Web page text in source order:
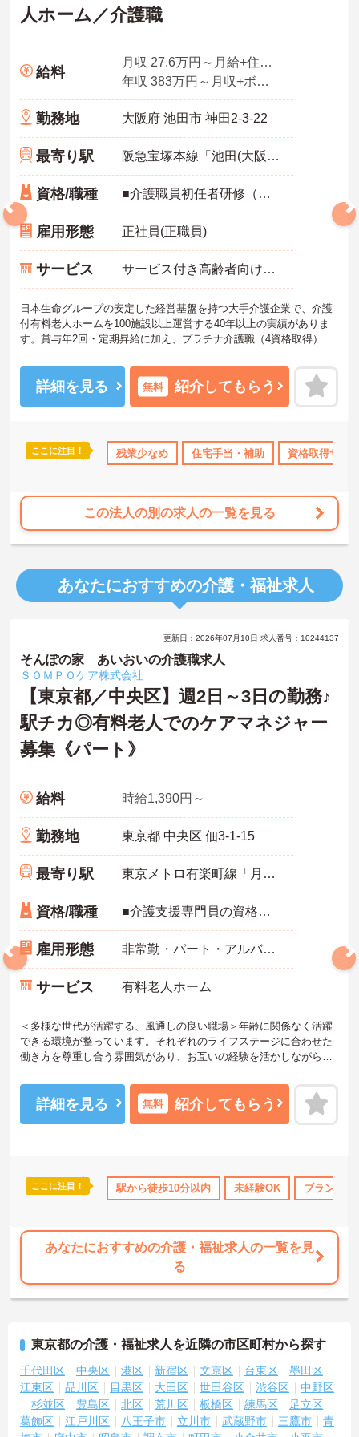
住宅手当・補助 資格取得サポート 産休･育休･介護休暇取得
人ホーム／介護職
給料
月収 27.6万円～月給+住宅手当＋家族手当+残業手当4.0時間想定分を含む
年収 383万円～月収+ボーナス2回
勤務地 大阪府 池田市 神田2-3-22
最寄り駅 阪急宝塚本線「池田(大阪)駅」徒歩15分
資格/職種 ■介護職員初任者研修（ヘルパー2級）以上、介護福祉士 いずれか
雇用形態 正社員(正職員)
サービス サービス付き高齢者向け住宅（サ高住）
日本生命グループの安定した経営基盤を持つ大手介護企業で、介護
付有料老人ホームを100施設以上運営する40年以上の実績がありま
す。賞与年2回・定期昇給に加え、プラチナ介護職（4資格取得）に
る仕組みが整っています。年間休日111日以上・残業月平均4.3時間
と働きやすく、育休取得率100%・育児短時間勤務（小学4年生ま
で）・有給取得実績14日と、家庭との両立を長期的にサポートする
家試験対策講座やケアマネ対策講座も自社開講しています。多職種
チームケアの中で専門性を高めながら、ケアマネジャーや生活相談
★おすすめPOINT★
【日本生命グループの大手企業・成長ができる環境です】
・介護福祉士を取得すると資格手当がプラスされ、プラチナ介護職
（4資格）に認定されると月38,000円の手当が加算される仕組みが整
っています
・介護福祉士国家試験対策講座・認知症ケア専門士対策・ケアマネ
【残業月4.3時間、給与と働きやすさを両立している職場です】
・賞与年2回・定期昇給、夜勤手当・家族手当・住宅手当など各種手
当が充実しています
・残業は月平均4.3時間と業界水準を大きく下回っており、有給休暇
取得実績14日と休みも取りやすい環境です
・年間休日111日以上・シフトは柔軟に対応しており、有給と組み合
わせて海外旅行に行くスタッフもいる職場です
化と質の高いケアを両立しています
文化があります
・エリアマネージャー・社長が定期的にホームを周り、スタッフと
直接意見交換をしています
【育児・家庭との両立を本気でサポートしている職場です】
できる体制が整っています
・育児短時間勤務が小学4年生まで利用でき、法令より長い期間サポ
ートを受けることができます
・「くるみん」「えるぼし」「トモニン」の3つの厚生労働省認定を
取得しており、ライフステージに合わせた長期就業が実現できる職
場です
詳細を見る 無料 紹介してもらう
ここに注目！ 残業少なめ 住宅手当・補助 資格取得サポ
この法人の別の求人の一覧を見る
あなたにおすすめの介護・福祉求人
日以上 資格取得サポート 研修制度あり 産休･育休･介護休
更新日：2026年07月10日 求人番号：10244137
そんぽの家 あいおいの介護職求人
ＳＯＭＰＯケア株式会社
【東京都／中央区】週2日～3日の勤務♪
駅チカ◎有料老人でのケアマネジャー
募集《パート》
給料 時給1,390円～
勤務地 東京都 中央区 佃3-1-15
最寄り駅 東京メトロ有楽町線「月島駅」徒歩5分
資格/職種 ■介護支援専門員の資格をお持ちの方 ※未経験・ブランク可
雇用形態 非常勤・パート・アルバイト
サービス 有料老人ホーム
＜多様な世代が活躍する、風通しの良い職場＞年齢に関係なく活躍
できる環境が整っています。それぞれのライフステージに合わせた
働き方を尊重し合う雰囲気があり、お互いの経験を活かしながら協
＜頑張りがしっかり評価される給与制度＞週20時間以上勤務して社
会保険に加入する場合は、時給が1,440円にアップ♪昇給制度もあ
り、日々の頑張りがきちんと収入に反映される仕組みです。
詳細を見る 無料 紹介してもらう
ここに注目！ 駅から徒歩10分以内 未経験OK ブランク
あなたにおすすめの介護・福祉求人の一覧を見
る
東京都の介護・福祉求人を近隣の市区町村から探す
千代田区 中央区 港区 新宿区 文京区 台東区
墨田区
江東区
品川区 目黒区 大田区 世田谷区 渋谷区
中野区
杉並区
豊島区 北区 荒川区 板橋区 練馬区
足立区
葛飾区
江戸川区 八王子市 立川市 武蔵野市 三鷹市
青